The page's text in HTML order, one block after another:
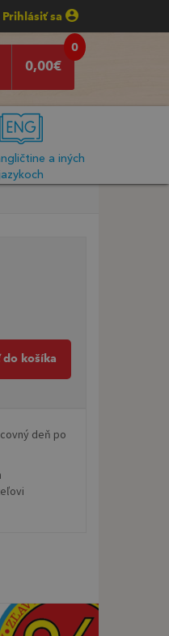
Prihlásiť sa
0
0,00€
a iných
košíka
deň po